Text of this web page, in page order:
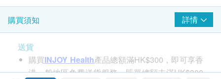
產地
澳洲
包裝
60 caps
購買須知 詳情
送貨
購買INJOY Health產品總額滿HK$300，即可享香
港一般地區免費送貨服務。賬單總額未滿HK$300